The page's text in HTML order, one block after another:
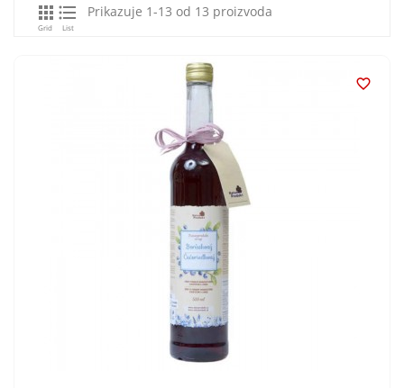

Grid

List
Prikazuje 1-13 od 13 proizvoda
